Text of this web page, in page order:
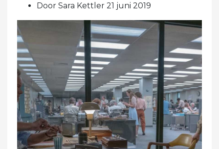
Door Sara Kettler 21 juni 2019